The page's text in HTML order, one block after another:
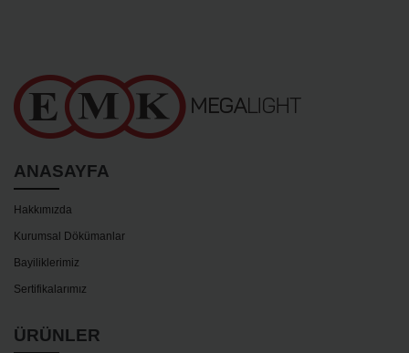
ANASAYFA
Hakkımızda
Kurumsal Dökümanlar
Bayiliklerimiz
Sertifikalarımız
ÜRÜNLER